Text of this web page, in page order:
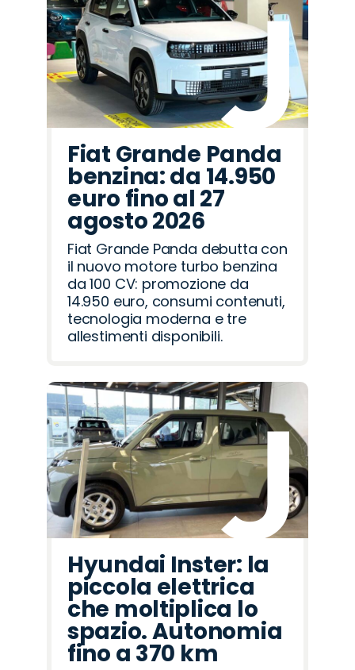
Fiat Grande Panda
benzina: da 14.950
euro fino al 27
agosto 2026
Fiat Grande Panda debutta con
il nuovo motore turbo benzina
da 100 CV: promozione da
14.950 euro, consumi contenuti,
tecnologia moderna e tre
allestimenti disponibili.
Hyundai Inster: la
piccola elettrica
che moltiplica lo
spazio. Autonomia
fino a 370 km